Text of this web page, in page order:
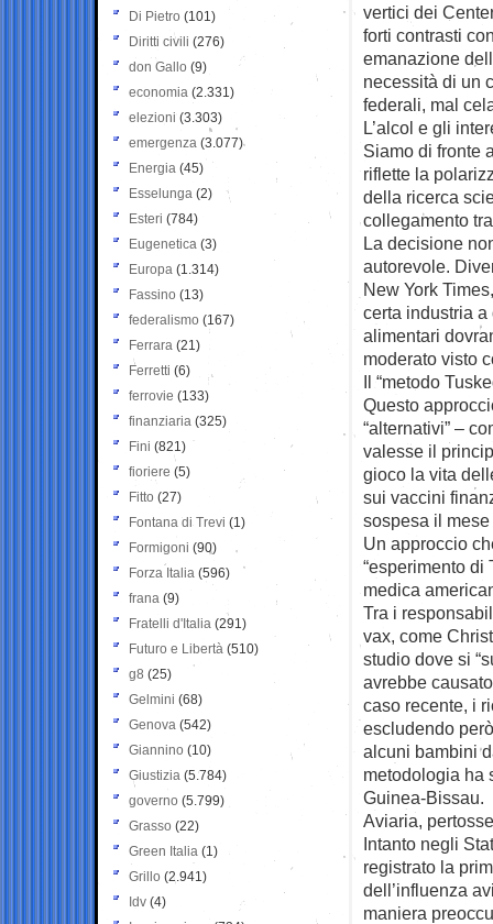
vertici dei
forti contrasti
emanazione
necessità di un
federali, mal
L’alcol e gli
Siamo di fronte
riflette la
della ricerca
collegamento
La decisione
autorevole.
New York
certa industria
alimentari
moderato visto
Il “metodo
Questo
“alternativi” –
valesse il
gioco la vita
sui vaccini
sospesa il
Un approccio
“esperimento di
medica
Tra i
vax, come
studio dove si
avrebbe
caso recente, i
escludendo
alcuni bambini
metodologia ha
Guinea-Bissau.
Aviaria,
Intanto negli
registrato la
dell’influenza
maniera
Di Pietro (101)
Diritti civili (276)
don Gallo (9)
economia (2.331)
elezioni (3.303)
emergenza (3.077)
Energia (45)
Esselunga (2)
Esteri (784)
Eugenetica (3)
Europa (1.314)
Fassino (13)
federalismo (167)
Ferrara (21)
Ferretti (6)
ferrovie (133)
finanziaria (325)
Fini (821)
fioriere (5)
Fitto (27)
Fontana di Trevi (1)
Formigoni (90)
Forza Italia (596)
frana (9)
Fratelli d'Italia (291)
Futuro e Libertà (510)
g8 (25)
Gelmini (68)
Genova (542)
Giannino (10)
Giustizia (5.784)
governo (5.799)
Grasso (22)
Green Italia (1)
Grillo (2.941)
Idv (4)